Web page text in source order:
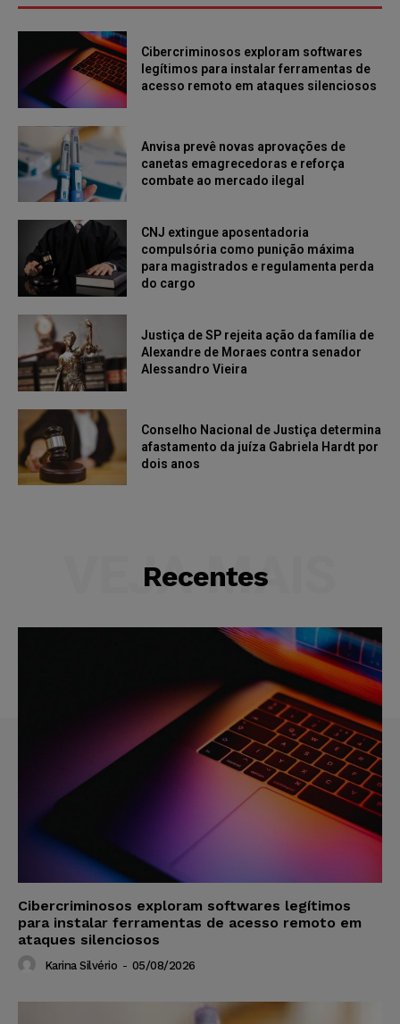
Cibercriminosos exploram softwares
legítimos para instalar ferramentas de
acesso remoto em ataques silenciosos
Anvisa prevê novas aprovações de
canetas emagrecedoras e reforça
combate ao mercado ilegal
CNJ extingue aposentadoria
compulsória como punição máxima
para magistrados e regulamenta perda
do cargo
Justiça de SP rejeita ação da família de
Alexandre de Moraes contra senador
Alessandro Vieira
Conselho Nacional de Justiça determina
afastamento da juíza Gabriela Hardt por
dois anos
Recentes
VEJA MAIS
Cibercriminosos exploram softwares legítimos
para instalar ferramentas de acesso remoto em
ataques silenciosos
Karina Silvério - 05/08/2026